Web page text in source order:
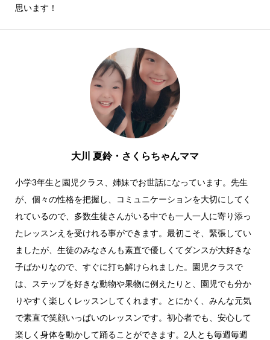
思います！
大川 夏鈴・さくらちゃんママ
小学3年生と園児クラス、姉妹でお世話になっています。先生
が、個々の性格を把握し、コミュニケーションを大切にしてく
れているので、多数生徒さんがいる中でも一人一人に寄り添っ
たレッスンえを受けれる事ができます。最初こそ、緊張してい
ましたが、生徒のみなさんも素直で優しくてダンスが大好きな
子ばかりなので、すぐに打ち解けられました。園児クラスで
は、ステップを好きな動物や果物に例えたりと、園児でも分か
りやすく楽しくレッスンしてくれます。とにかく、みんな元気
で素直で笑顔いっぱいのレッスンです。初心者でも、安心して
楽しく身体を動かして踊ることができます。2人とも毎週毎週